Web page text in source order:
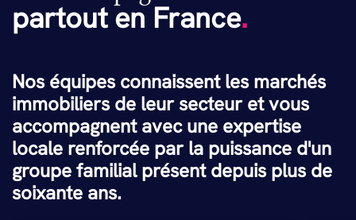
partout en France.
Nos équipes connaissent les marchés
immobiliers de leur secteur et vous
accompagnent avec une expertise
locale renforcée par la puissance d'un
groupe familial présent depuis plus de
soixante ans.